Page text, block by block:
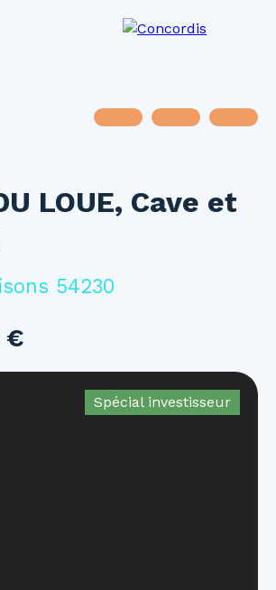
Louer Vendre Investir
votre bien
LOUE, Cave et
54230
€
Spécial investisseur